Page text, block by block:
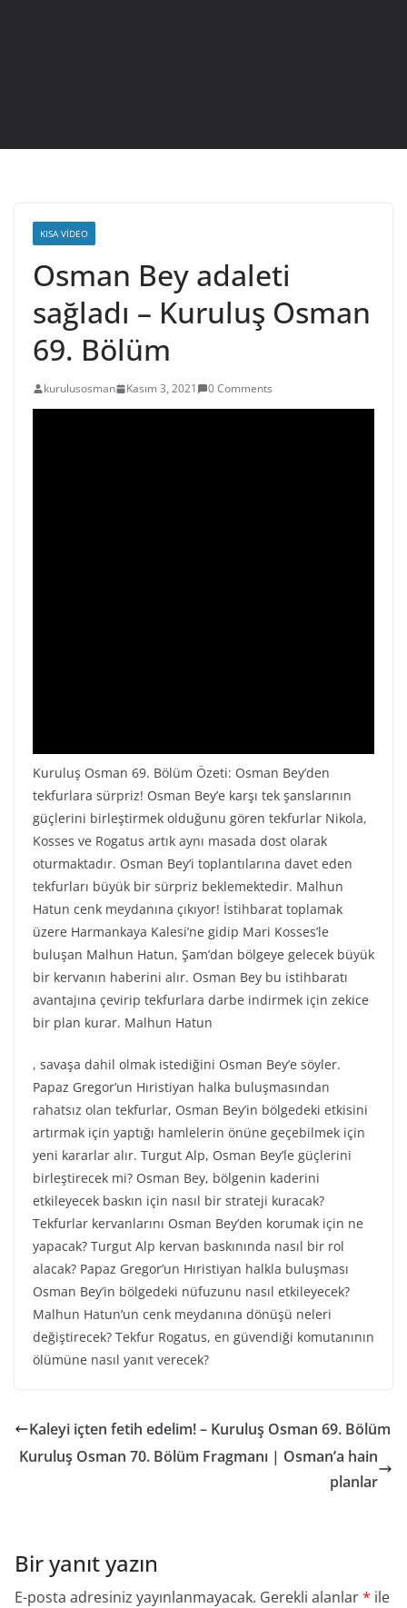
KISA VIDEO
Osman Bey adaleti
sağladı – Kuruluş Osman
69. Bölüm
kurulusosman Kasım 3, 2021 0 Comments
Kuruluş Osman 69. Bölüm Özeti: Osman Bey’den
tekfurlara sürpriz! Osman Bey’e karşı tek şanslarının
güçlerini birleştirmek olduğunu gören tekfurlar Nikola,
Kosses ve Rogatus artık aynı masada dost olarak
oturmaktadır. Osman Bey’i toplantılarına davet eden
tekfurları büyük bir sürpriz beklemektedir. Malhun
Hatun cenk meydanına çıkıyor! İstihbarat toplamak
üzere Harmankaya Kalesi’ne gidip Mari Kosses’le
buluşan Malhun Hatun, Şam’dan bölgeye gelecek büyük
bir kervanın haberini alır. Osman Bey bu istihbaratı
avantajına çevirip tekfurlara darbe indirmek için zekice
bir plan kurar. Malhun Hatun
, savaşa dahil olmak istediğini Osman Bey’e söyler.
Papaz Gregor’un Hıristiyan halka buluşmasından
rahatsız olan tekfurlar, Osman Bey’in bölgedeki etkisini
artırmak için yaptığı hamlelerin önüne geçebilmek için
yeni kararlar alır. Turgut Alp, Osman Bey’le güçlerini
birleştirecek mi? Osman Bey, bölgenin kaderini
etkileyecek baskın için nasıl bir strateji kuracak?
Tekfurlar kervanlarını Osman Bey’den korumak için ne
yapacak? Turgut Alp kervan baskınında nasıl bir rol
alacak? Papaz Gregor’un Hıristiyan halkla buluşması
Osman Bey’in bölgedeki nüfuzunu nasıl etkileyecek?
Malhun Hatun’un cenk meydanına dönüşü neleri
değiştirecek? Tekfur Rogatus, en güvendiği komutanının
ölümüne nasıl yanıt verecek?
Kaleyi içten fetih edelim! – Kuruluş Osman 69. Bölüm
Kuruluş Osman 70. Bölüm Fragmanı | Osman’a hain
planlar
Bir yanıt yazın
E-posta adresiniz yayınlanmayacak. Gerekli alanlar* ile